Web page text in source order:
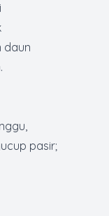
daun
pasir;